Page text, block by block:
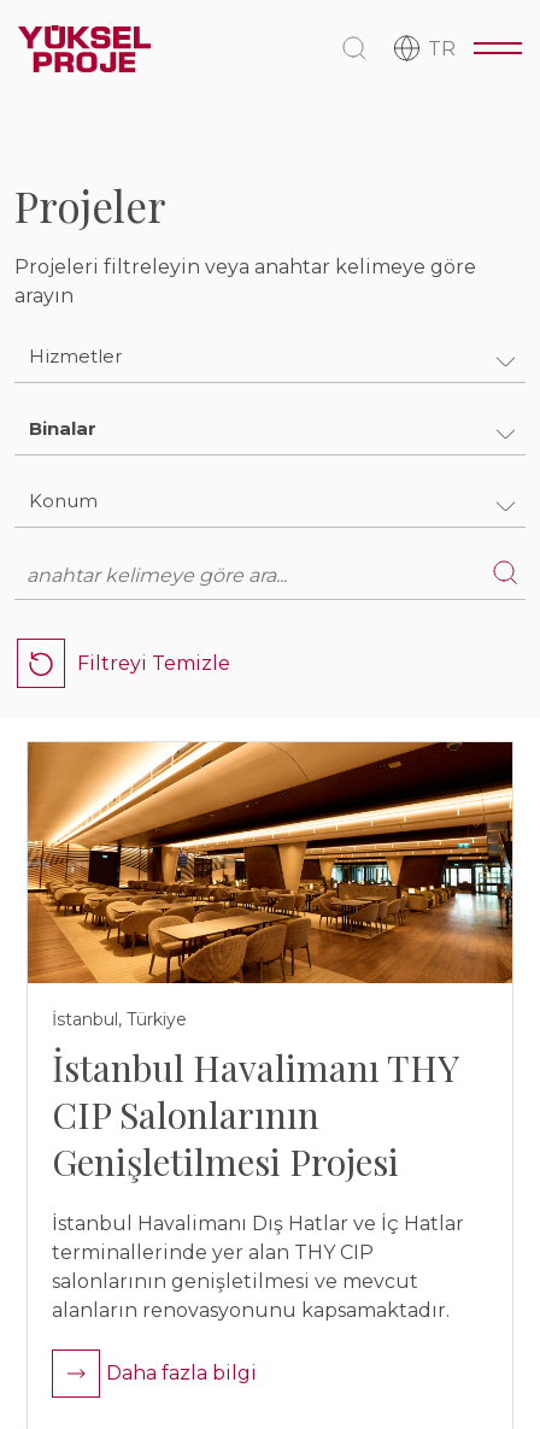
TR
Projeler
Projeleri filtreleyin veya anahtar kelimeye göre
arayın
Hizmetler
Mühendislik ve Tasarım
Binalar
Deniz ve Kıyı Yapıları
Endüstriyel Tesisler
Havalimanları
Köprüler ve Viyadükler
Metro, Hafif Raylı Sistemler ve Tramvaylar
Otoyollar ve Devlet Yolları
Altyapı
Tüneller
Konum
AVRUPAFiltreyi Temizle
İstanbul, Türkiye
İstanbul Havalimanı THY
CIP Salonlarının
Genişletilmesi Projesi
İstanbul Havalimanı Dış Hatlar ve İç Hatlar
terminallerinde yer alan THY CIP
salonlarının genişletilmesi ve mevcut
alanların renovasyonunu kapsamaktadır.
Daha fazla bilgi